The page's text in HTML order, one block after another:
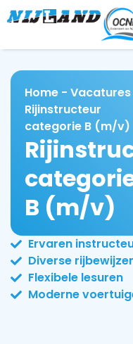
Home - Vacatures
Rijinstructeur
categorie B (m/v)
B (m/v)
Ervaren
Diverse
Flexibele lesuren
Moderne